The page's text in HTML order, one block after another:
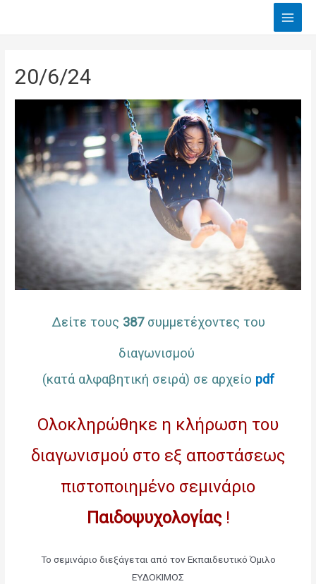
Main
20/6/24
Δείτε τους 387συμμετέχοντες του
διαγωνισμού
(κατά αλφαβητική σειρά) σε αρχείο pdf
Ολοκληρώθηκε η κλήρωση του
διαγωνισμού στο εξ αποστάσεως
πιστοποιημένο σεμινάριο
Παιδοψυχολογίας !
Το σεμινάριο διεξάγεται από τον Εκπαιδευτικό Όμιλο
ΕΥΔΟΚΙΜΟΣ